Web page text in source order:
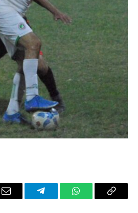
Email TelegramWhatsAppCopy